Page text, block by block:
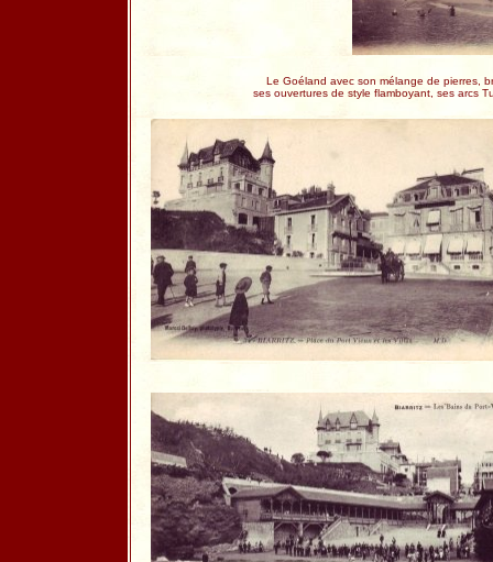
Le Goéland avec son mélange de pierres,
ses ouvertures de style flamboyant, ses arcs